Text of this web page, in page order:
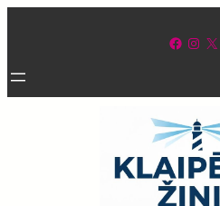
Facebook Instagram X